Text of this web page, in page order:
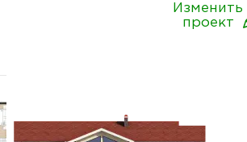
Изменить
проект